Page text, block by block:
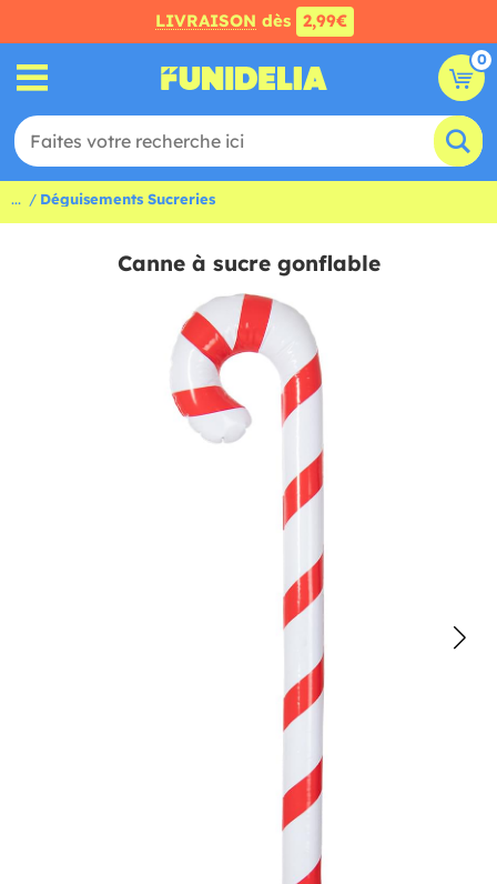
LIVRAISON dès 2,99€
0
... Déguisements Sucreries
Canne à sucre gonflable